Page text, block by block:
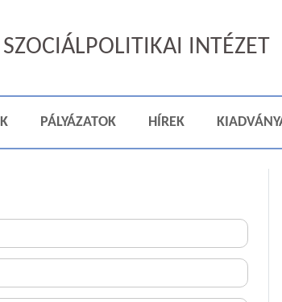
INTÉZET
PÁLYÁZATOK HÍREK